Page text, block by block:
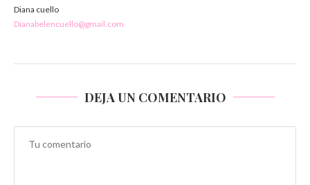
Diana cuello
Dianabelencuello@gmail.com
DEJA UN COMENTARIO